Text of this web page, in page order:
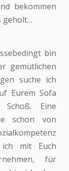
bekommen
geholt…
bin
gemütlichen
suche ich
Eurem Sofa
Eine
schon von
mit Euch
für